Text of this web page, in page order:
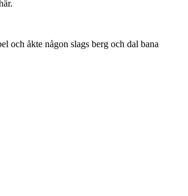
och åkte någon slags berg och dal bana